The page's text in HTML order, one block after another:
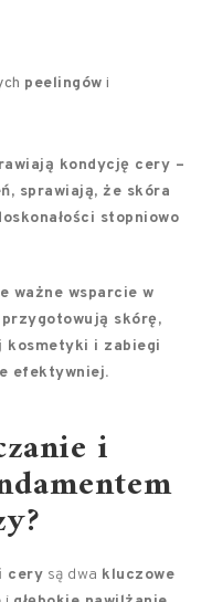
peelingów i
kondycję cery –
sprawiają, że skóra
stopniowo
ważne wsparcie w
skórę,
kosmetyki i zabiegi
efektywniej.
i
cery są dwa kluczowe